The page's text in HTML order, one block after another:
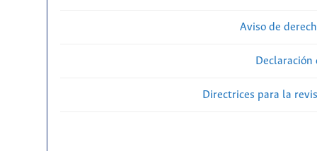
Aviso de
Directrices para la